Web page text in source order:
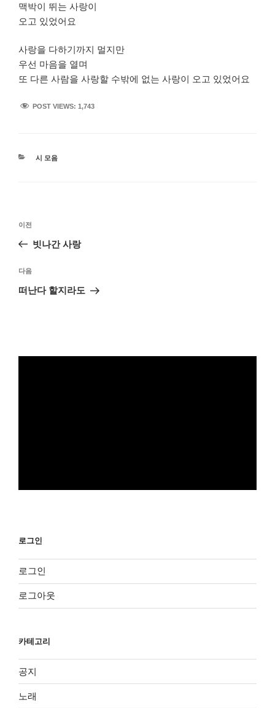
맥박이 뛰는 사랑이
오고 있었어요
사랑을 다하기까지 멀지만
우선 마음을 열며
또 다른 사람을 사랑할 수밖에 없는 사랑이 오고 있었어요
POST VIEWS: 1,743
카
시 모음
색
이
전
이전
빗나간 사랑
다
음
다음
떠난다 할지라도
로그인
로그인
로그아웃
카테고리
공지
노래